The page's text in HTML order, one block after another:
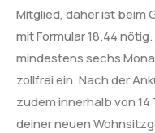
Mitglied, daher ist beim
mit Formular 18.44
mindestens sechs
zollfrei ein. Nach der
zudem innerhalb von
deiner neuen